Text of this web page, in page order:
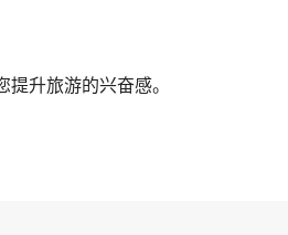
升旅游的兴奋感。